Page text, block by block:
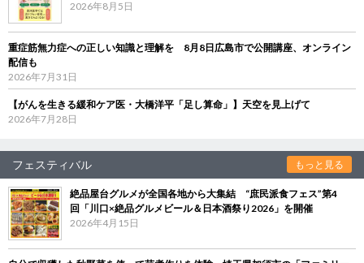
2026年8月5日
重症筋無力症への正しい知識と理解を 8月8日広島市で公開講座、オンライン
配信も
2026年7月31日
【がんを生きる緩和ケア医・大橋洋平「足し算命」】天空を見上げて
2026年7月28日
フェスティバル もっと見る
絶品屋台グルメが全国各地から大集結 “庶民派食フェス”第4
回「川口×絶品グルメビール＆日本酒祭り2026」を開催
2026年4月15日